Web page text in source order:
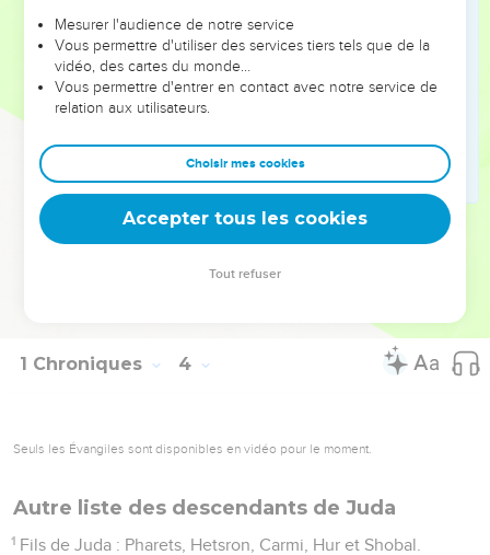
Nédabia.
Fils de Pédaja : Zorobabel et Shimeï. Fils de Zorobabel :
Méshullam et Hanania ; Shélomith, leur soeur ;
Et Hashuba, Ohel, Bérékia, Hasadia, Jushab-Hésed, cinq.
Fils de Hanania : Pélatia et Ésaïe ; les fils de Réphaja, les
fils d'Arnan, les fils d'Obadia, les fils de Shécania.
Fils de Shécania : Shémaja ; et les fils de Shémaja :
Hattush, Jiguéal, Bariach, Néaria et Shaphat, six.
1 Chroniques 4
Seuls les Évangiles sont disponibles en vidéo pour le moment.
Autre liste des descendants de Juda
1 Fils de Juda : Pharets, Hetsron, Carmi, Hur et Shobal.
Mesurer l'audience de notre service
Vous permettre d'utiliser des services tiers tels que de la
vidéo, des cartes du monde…
Vous permettre d'entrer en contact avec notre service de
relation aux utilisateurs.
Choisir mes cookies
Accepter tous les cookies
Tout refuser